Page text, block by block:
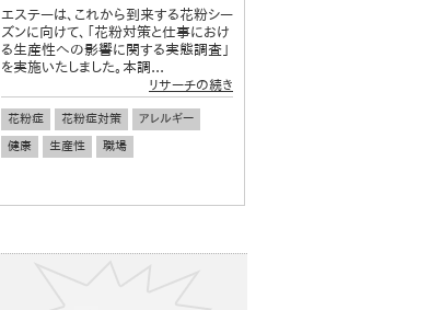
エステーは、これから到来する花粉シー
ズンに向けて、「花粉対策と仕事におけ
る生産性への影響に関する実態調査」
を実施いたしました。本調...
リサーチの続き
花粉症 花粉症対策
アレルギー
健康
生産性 職場